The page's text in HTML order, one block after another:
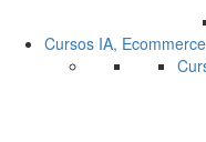
Cursos IA,